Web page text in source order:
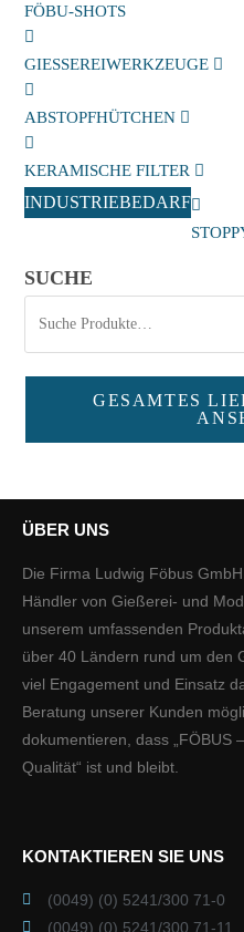
FÖBU-SHOTS
GIESSEREIWERKZEUGE
ABSTOPFHÜTCHEN
KERAMISCHE FILTER
INDUSTRIEBEDARF
SUCHE
GESAMTES
ÜBER UNS
Die Firma Ludwig Föbus
Händler von Gießerei- und
unserem umfassenden
über 40 Ländern rund um den
viel Engagement und Einsatz
Beratung unserer Kunden
dokumentieren, dass „FÖBUS
Qualität“ ist und bleibt.
KONTAKTIEREN SIE UNS
(0049) (0) 5241/300 71-0
(0049) (0) 5241/300 71-11